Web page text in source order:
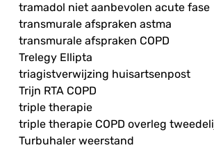
tramadol niet aanbevolen acute fase
transmurale afspraken astma
transmurale afspraken COPD
Trelegy Ellipta
triagistverwijzing huisartsenpost
Trijn RTA COPD
triple therapie
triple therapie COPD overleg
Turbuhaler weerstand